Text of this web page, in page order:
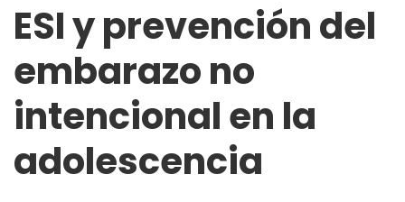
ESI y prevención del
embarazo no
intencional en la
adolescencia